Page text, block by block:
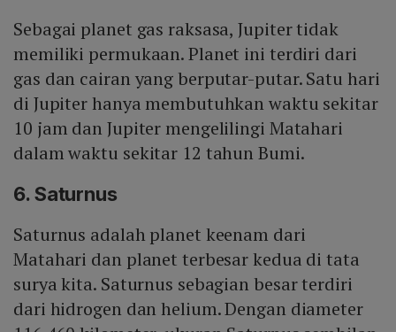
Sebagai planet gas raksasa, Jupiter tidak
memiliki permukaan. Planet ini terdiri dari
gas dan cairan yang berputar-putar. Satu hari
di Jupiter hanya membutuhkan waktu sekitar
10 jam dan Jupiter mengelilingi Matahari
dalam waktu sekitar 12 tahun Bumi.
6. Saturnus
Saturnus adalah planet keenam dari
Matahari dan planet terbesar kedua di tata
surya kita. Saturnus sebagian besar terdiri
dari hidrogen dan helium. Dengan diameter